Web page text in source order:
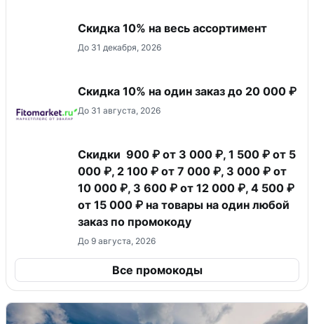
Скидка 10% на весь ассортимент
До 31 декабря, 2026
Скидка 10% на один заказ до 20 000 ₽
До 31 августа, 2026
Скидки 900 ₽ от 3 000 ₽, 1 500 ₽ от 5
000 ₽, 2 100 ₽ от 7 000 ₽, 3 000 ₽ от
10 000 ₽, 3 600 ₽ от 12 000 ₽, 4 500 ₽
от 15 000 ₽ на товары на один любой
заказ по промокоду
До 9 августа, 2026
Все промокоды